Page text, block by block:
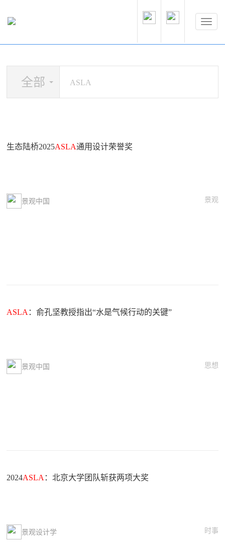
全部
生态陆桥2025ASLA通用设计荣誉奖
景观中国 景观
ASLA ：俞孔坚教授指出“水是气候行动的关键”
景观中国 思想
2024ASLA ：北京大学团队斩获两项大奖
景观设计学 时事